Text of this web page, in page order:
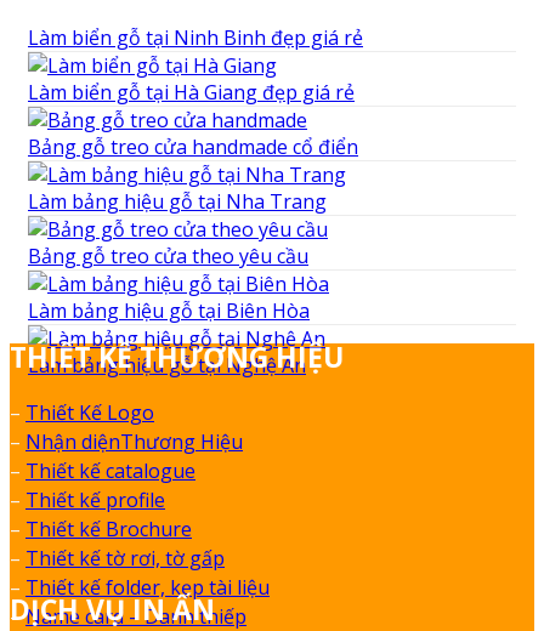
Làm biển gỗ tại Ninh Binh đẹp giá rẻ
Làm biển gỗ tại Hà Giang đẹp giá rẻ
Bảng gỗ treo cửa handmade cổ điển
Làm bảng hiệu gỗ tại Nha Trang
Bảng gỗ treo cửa theo yêu cầu
Làm bảng hiệu gỗ tại Biên Hòa
Làm bảng hiệu gỗ tại Nghệ An
THIẾT KẾ THƯƠNG HIỆU
– Thiết Kế Logo
– Nhận diệnThương Hiệu
– Thiết kế catalogue
– Thiết kế profile
– Thiết kế Brochure
– Thiết kế tờ rơi, tờ gấp
– Thiết kế folder, kẹp tài liệu
–Name card – Danh thiếp
DỊCH VỤ IN ẤN